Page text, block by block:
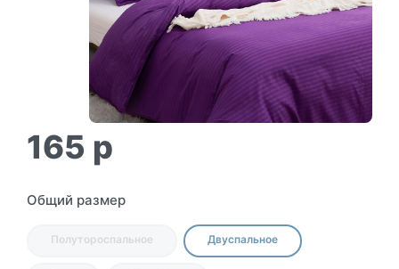
165 p
Общий размер
Полутороспальное Двуспальное